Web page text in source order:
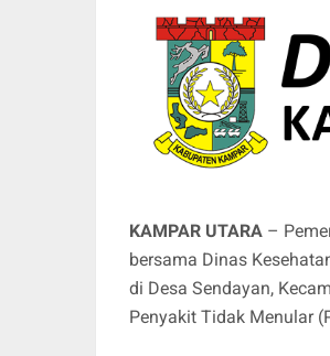
KAMPAR UTARA –
bersama Dinas
di Desa Sendayan,
Penyakit Tidak Menular